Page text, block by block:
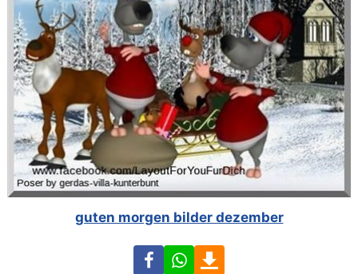
guten morgen bilder dezember
FacebookWhatsApp